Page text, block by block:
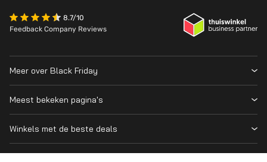
8.7/10
Feedback Company Reviews
Meer over Black Friday
Wanneer is Black Friday?
Cyber Monday 2026
Over ons
Meest bekeken pagina's
Prijsvergelijker
Winkels met de beste deals